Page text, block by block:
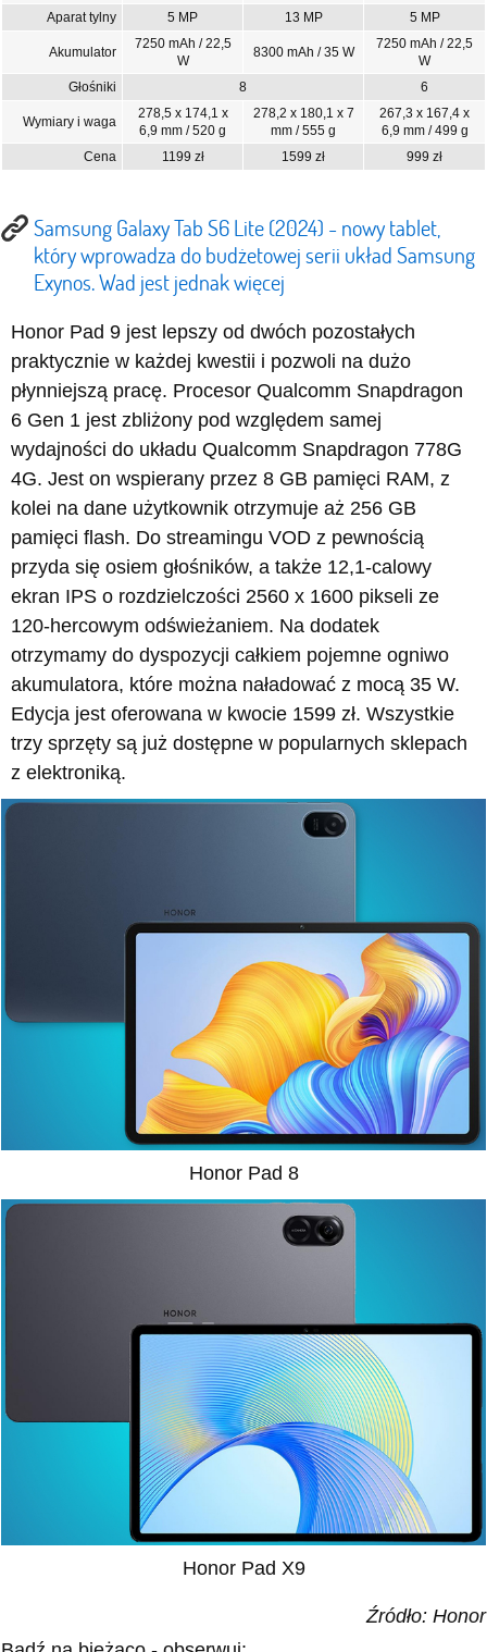
Aparat tylny
5 MP 13 MP 5 MP
Akumulator
7250 mAh / 22,5
W
8300 mAh / 35 W
7250 mAh / 22,5
W
Głośniki
8 6
Wymiary i waga
278,5 x 174,1 x
6,9 mm / 520 g
278,2 x 180,1 x 7
mm / 555 g
267,3 x 167,4 x
6,9 mm / 499 g
Cena
1199 zł 1599 zł 999 zł
Samsung Galaxy Tab S6 Lite (2024) - nowy tablet,
który wprowadza do budżetowej serii układ Samsung
Exynos. Wad jest jednak więcej
Honor Pad 9 jest lepszy od dwóch pozostałych
praktycznie w każdej kwestii i pozwoli na dużo
płynniejszą pracę. Procesor Qualcomm Snapdragon
6 Gen 1 jest zbliżony pod względem samej
wydajności do układu Qualcomm Snapdragon 778G
4G. Jest on wspierany przez 8 GB pamięci RAM, z
kolei na dane użytkownik otrzymuje aż 256 GB
pamięci flash. Do streamingu VOD z pewnością
przyda się osiem głośników, a także 12,1-calowy
ekran IPS o rozdzielczości 2560 x 1600 pikseli ze
120-hercowym odświeżaniem. Na dodatek
otrzymamy do dyspozycji całkiem pojemne ogniwo
akumulatora, które można naładować z mocą 35 W.
Edycja jest oferowana w kwocie 1599 zł. Wszystkie
trzy sprzęty są już dostępne w popularnych sklepach
z elektroniką.
Honor Pad 8
Honor Pad X9
Źródło: Honor